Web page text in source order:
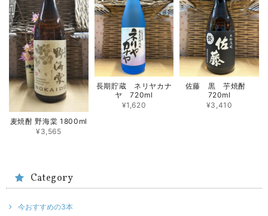
麦焼酎 野海棠 1800ml
¥3,565
長期貯蔵 ネリヤカナ
ヤ 720ml
¥1,620
佐藤 黒 芋焼酎
720ml
¥3,410
Category
今おすすめの3本